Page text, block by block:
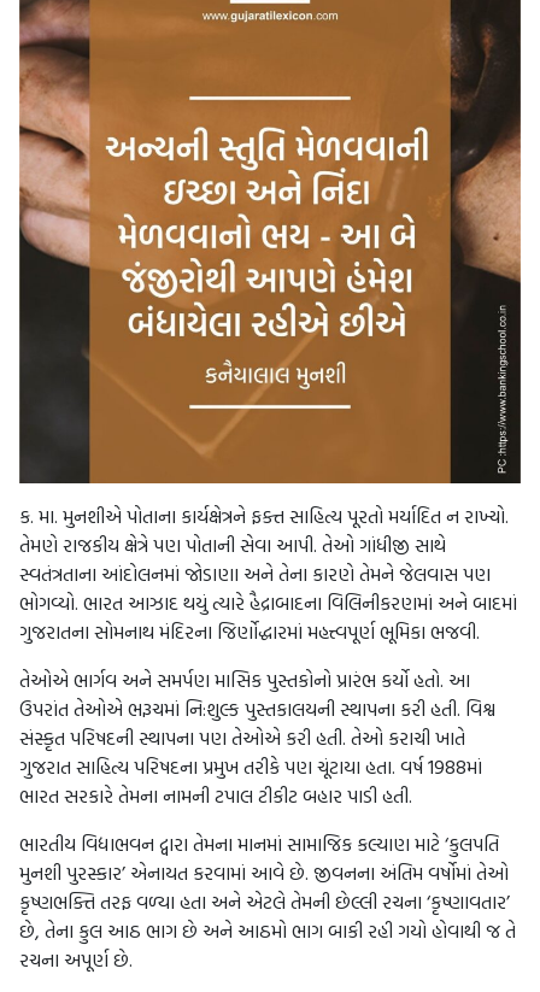
ક. મા. મુનશીએ પોતાના કાર્યક્ષેત્રને ફક્ત સાહિત્ય પૂરતો મર્યાદિત ન રાખ્યો.
તેમણે રાજકીય ક્ષેત્રે પણ પોતાની સેવા આપી. તેઓ ગાંધીજી સાથે
સ્વતંત્રતાના આંદોલનમાં જોડાણા અને તેના કારણે તેમને જેલવાસ પણ
ભોગવ્યો. ભારત આઝાદ થયું ત્યારે હૈદ્રાબાદના વિલિનીકરણમાં અને બાદમાં
ગુજરાતના સોમનાથ મંદિરના જિર્ણોદ્ધારમાં મહત્ત્વપૂર્ણ ભૂમિકા ભજવી.
તેઓએ ભાર્ગવ અને સમર્પણ માસિક પુસ્તકોનો પ્રારંભ કર્યો હતો. આ
ઉપરાંત તેઓએ ભરૂચમાં નિ:શુલ્ક પુસ્તકાલયની સ્થાપના કરી હતી. વિશ્વ
સંસ્કૃત પરિષદની સ્થાપના પણ તેઓએ કરી હતી. તેઓ કરાચી ખાતે
ગુજરાત સાહિત્ય પરિષદના પ્રમુખ તરીકે પણ ચૂંટાયા હતા. વર્ષ 1988માં
ભારત સરકારે તેમના નામની ટપાલ ટીકીટ બહાર પાડી હતી.
ભારતીય વિદ્યાભવન દ્વારા તેમના માનમાં સામાજિક કલ્યાણ માટે ‘કુલપતિ
મુનશી પુરસ્કાર’ એનાયત કરવામાં આવે છે. જીવનના અંતિમ વર્ષોમાં તેઓ
કૃષ્ણભક્તિ તરફ વળ્યા હતા અને એટલે તેમની છેલ્લી રચના ‘કૃષ્ણાવતાર’
છે, તેના કુલ આઠ ભાગ છે અને આઠમો ભાગ બાકી રહી ગયો હોવાથી જ તે
રચના અપૂર્ણ છે.